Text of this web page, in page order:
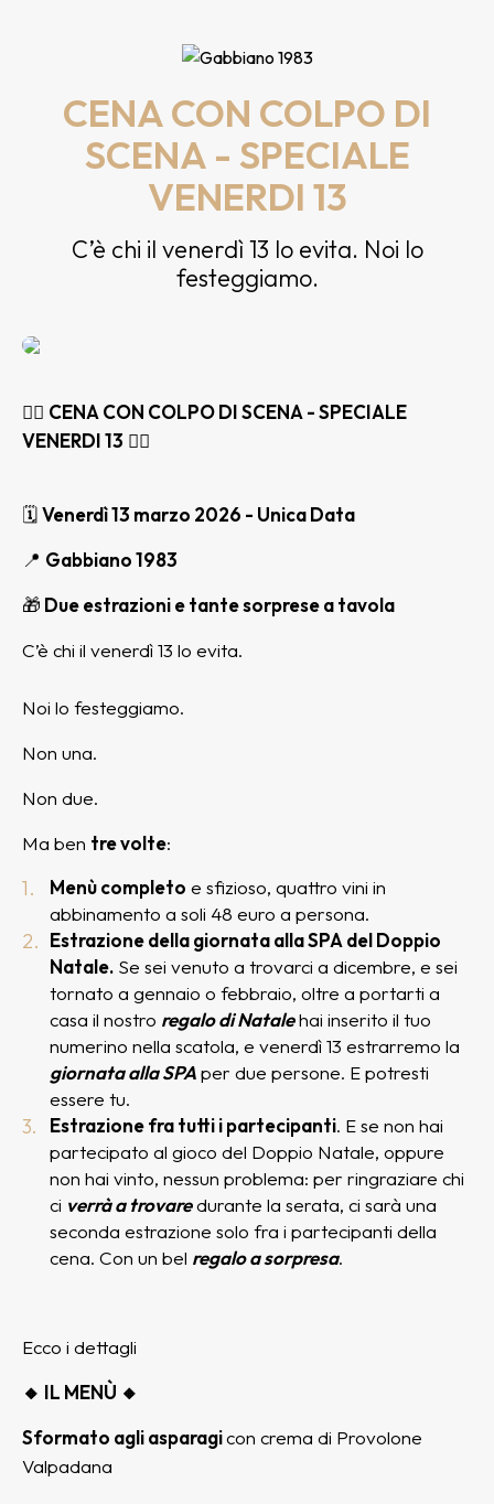
CENA CON COLPO DI
SCENA - SPECIALE
VENERDI 13
C’è chi il venerdì 13 lo evita. Noi lo
festeggiamo.
🕵️‍♂️ CENA CON COLPO DI SCENA - SPECIALE
VENERDI 13 🕵️‍♂️
🗓Venerdì 13 marzo 2026 - Unica Data
📍 Gabbiano 1983
🎁 Due estrazioni e tante sorprese a tavola
C’è chi il venerdì 13 lo evita.
Noi lo festeggiamo.
Non una.
Non due.
Ma ben tre volte:
Menù completo e sfizioso, quattro vini in
abbinamento a soli 48 euro a persona.
Estrazione della giornata alla SPA del Doppio
Natale. Se sei venuto a trovarci a dicembre, e sei
tornato a gennaio o febbraio, oltre a portarti a
casa il nostro regalo di Natalehai inserito il tuo
numerino nella scatola, e venerdì 13 estrarremo la
giornata alla SPAper due persone. E potresti
essere tu.
Estrazione fra tutti i partecipanti. E se non hai
partecipato al gioco del Doppio Natale, oppure
non hai vinto, nessun problema: per ringraziare chi
ci verrà a trovaredurante la serata, ci sarà una
seconda estrazione solo fra i partecipanti della
cena. Con un bel regalo a sorpresa.
Ecco i dettagli
🔸 IL MENÙ 🔸
Sformato agli asparagicon crema di Provolone
Valpadana